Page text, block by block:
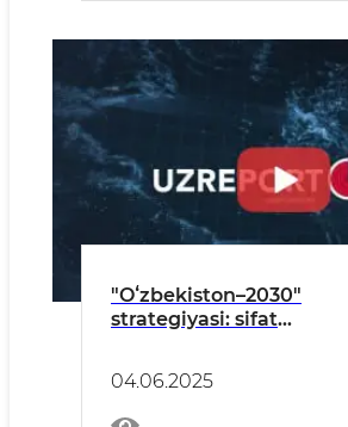
"Oʻzbekiston–2030"
strategiyasi: sifat
qilinayotgan yangi
akkreditatsiya xizmatlari
04.06.2025